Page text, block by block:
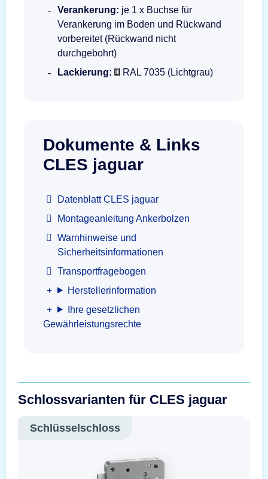
Verankerung: je 1 x Buchse für
Verankerung im Boden und Rückwand
vorbereitet (Rückwand nicht
durchgebohrt)
Lackierung:
RAL 7035 (Lichtgrau)
Dokumente & Links
CLES jaguar
Datenblatt CLES jaguar
Montageanleitung Ankerbolzen
Warnhinweise und
Sicherheitsinformationen
Transportfragebogen
Herstellerinformation
Ihre gesetzlichen
Gewährleistungsrechte
Schlossvarianten für CLES jaguar
Schlüsselschloss